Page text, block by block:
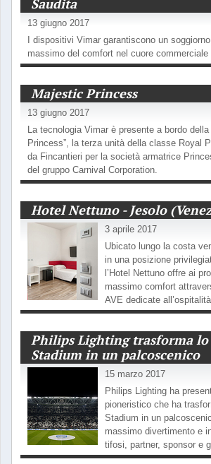
Saudita
13 giugno 2017
I dispositivi Vimar garantiscono un soggiorno
massimo del comfort nel cuore commerciale
Majestic Princess
13 giugno 2017
La tecnologia Vimar è presente a bordo della
Princess”, la terza unità della classe Royal
da Fincantieri per la società armatrice
del gruppo Carnival Corporation.
Hotel Nettuno - Jesolo
3 aprile 2017
Ubicato lungo la costa
in una posizione
l’Hotel Nettuno offre ai
massimo comfort
AVE dedicate
Philips Lighting trasforma lo
Stadium in un palcoscenico
15 marzo 2017
Philips Lighting ha
pioneristico che ha
Stadium in un
massimo divertimento e
tifosi, partner, sponsor e